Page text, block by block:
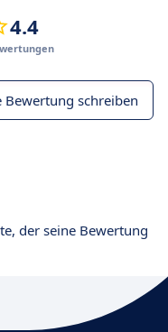
4.4
Bewertung schreiben
der seine Bewertung